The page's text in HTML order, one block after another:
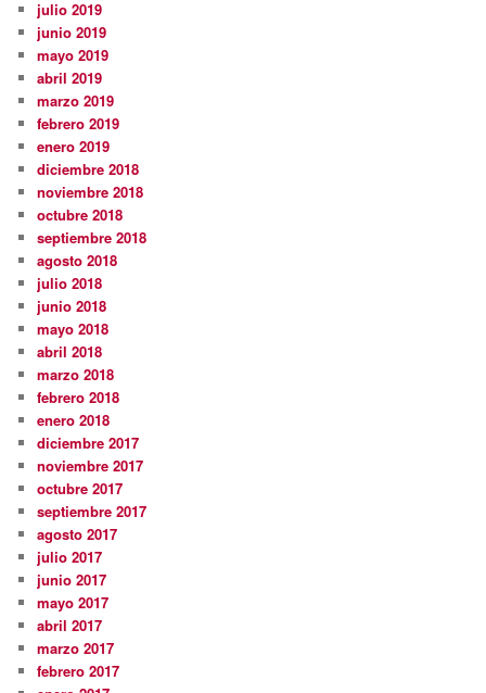
julio 2019
junio 2019
mayo 2019
abril 2019
marzo 2019
febrero 2019
enero 2019
diciembre 2018
noviembre 2018
octubre 2018
septiembre 2018
agosto 2018
julio 2018
junio 2018
mayo 2018
abril 2018
marzo 2018
febrero 2018
enero 2018
diciembre 2017
noviembre 2017
octubre 2017
septiembre 2017
agosto 2017
julio 2017
junio 2017
mayo 2017
abril 2017
marzo 2017
febrero 2017